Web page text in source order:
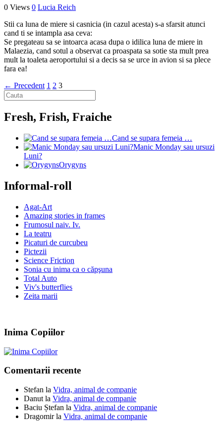
0 Views 0 Lucia Reich
Stii ca luna de miere si casnicia (in cazul acesta) s-a sfarsit atunci
cand ti se intampla asa ceva:
Se pregateau sa se intoarca acasa dupa o idilica luna de miere in
Malaezia, cand sotul a observat ca proaspata sa sotie sta mult prea
mult la toaleta aeroportului si a decis sa se urce in avion si sa plece
fara ea!
← Precedent 1 2 3
Fresh, Frish, Fraiche
Cand se supara femeia …
Manic Monday sau ursuzi
Luni?
Orygyns
Informal-roll
Agat-Art
Amazing stories in frames
Frumosul naiv. Iv.
La teatru
Picaturi de curcubeu
Pictezii
Science Friction
Sonia cu inima ca o căpşuna
Total Auto
Viv's butterflies
Zeita marii
Inima Copiilor
Comentarii recente
Stefan la Vidra, animal de companie
Danut la Vidra, animal de companie
Baciu Ștefan la Vidra, animal de companie
Dragomirla Vidra, animal de companie